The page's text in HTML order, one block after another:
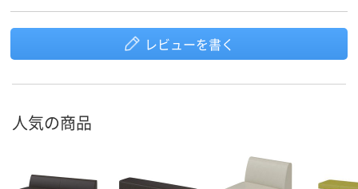
レビューを書く
人気の商品